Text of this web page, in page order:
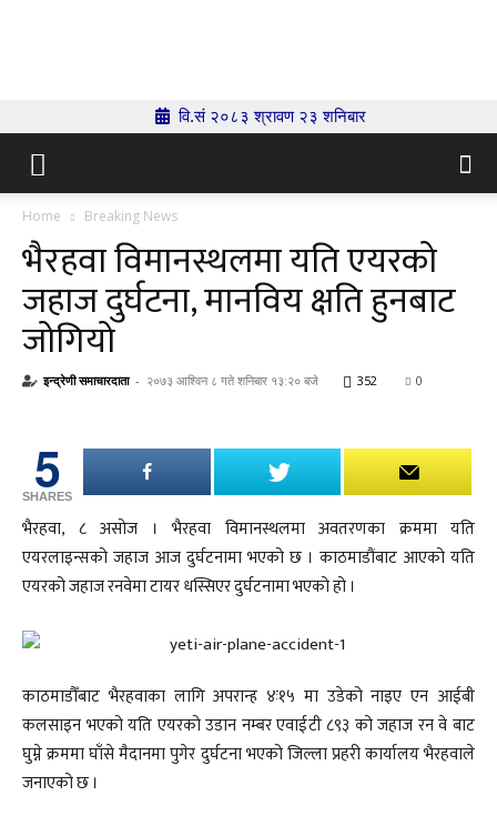
वि.सं २०८३ श्रावण २३ शनिबार
Home Breaking News
भैरहवा विमानस्थलमा यति एयरको
जहाज दुर्घटना, मानविय क्षति हुनबाट
जोगियो
इन्द्रेणी समाचारदाता - २०७३ आश्विन ८ गते शनिबार १३:२० बजे 352 0
5
SHARES
भैरहवा, ८ असोज । भैरहवा विमानस्थलमा अवतरणका क्रममा यति
एयरलाइन्सको जहाज आज दुर्घटनामा भएको छ । काठमाडौंबाट आएको यति
एयरको जहाज रनवेमा टायर धस्सिएर दुर्घटनामा भएको हो ।
काठमाडौँबाट भैरहवाका लागि अपरान्ह ४ः१५ मा उडेको नाइए एन आईबी
कलसाइन भएको यति एयरको उडान नम्बर एवाईटी ८९३ को जहाज रन वे बाट
घुम्ने क्रममा घाँसे मैदानमा पुगेर दुर्घटना भएको जिल्ला प्रहरी कार्यालय भैरहवाले
जनाएको छ ।